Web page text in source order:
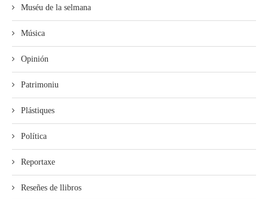
Muséu de la selmana
Música
Opinión
Patrimoniu
Plástiques
Política
Reportaxe
Reseñes de llibros